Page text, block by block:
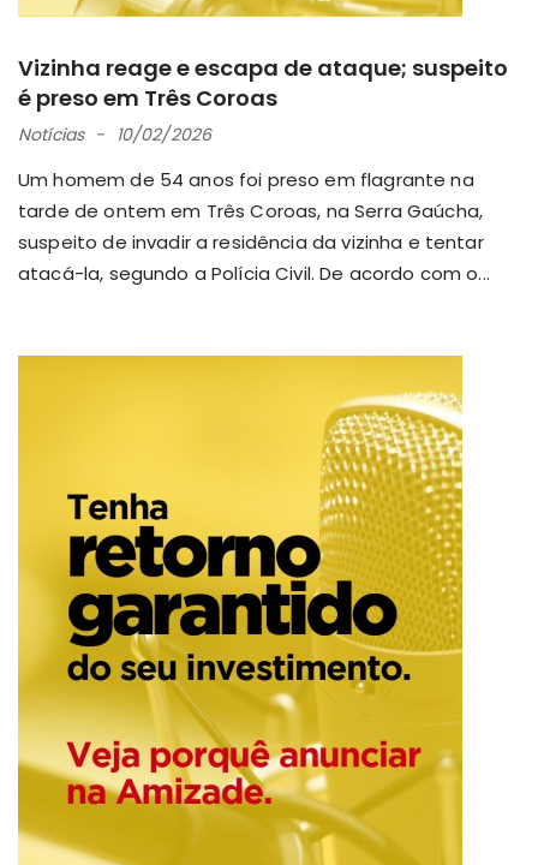
Vizinha reage e escapa de ataque; suspeito
é preso em Três Coroas
Notícias 10/02/2026
Um homem de 54 anos foi preso em flagrante na
tarde de ontem em Três Coroas, na Serra Gaúcha,
suspeito de invadir a residência da vizinha e tentar
atacá-la, segundo a Polícia Civil. De acordo com o...